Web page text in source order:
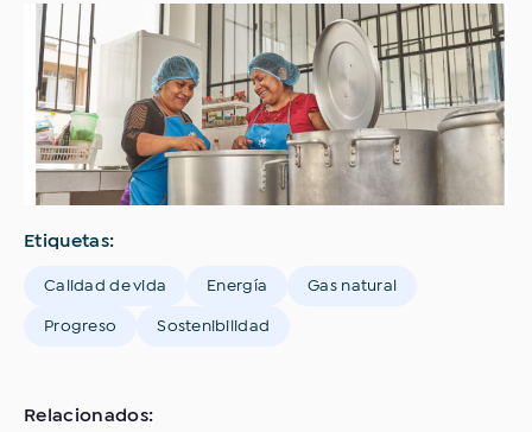
Etiquetas:
Calidad de vida Energía Gas natural
Progreso Sostenibilidad
Relacionados: